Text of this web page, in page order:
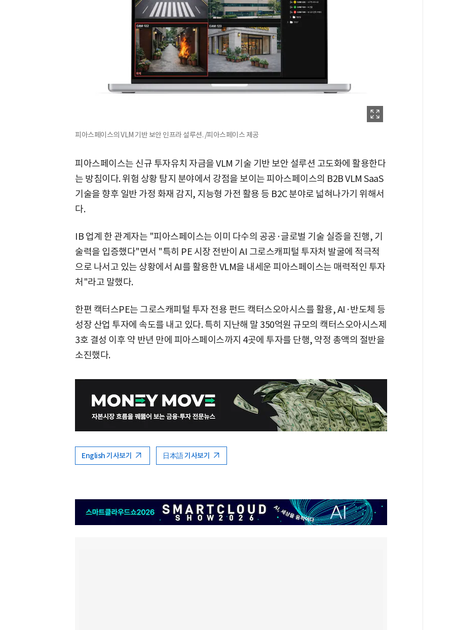
피아스페이스의 VLM 기반 보안 인프라 설루션. /피아스페이스 제공
피아스페이스는 신규 투자유치 자금을 VLM 기술 기반 보안 설루션 고도화에 활용한다
는 방침이다. 위험 상황 탐지 분야에서 강점을 보이는 피아스페이스의 B2B VLM SaaS
기술을 향후 일반 가정 화재 감지, 지능형 가전 활용 등 B2C 분야로 넓혀나가기 위해서
다.
IB 업계 한 관계자는 "피아스페이스는 이미 다수의 공공·글로벌 기술 실증을 진행, 기
술력을 입증했다"면서 "특히 PE 시장 전반이 AI 그로스캐피털 투자처 발굴에 적극적
으로 나서고 있는 상황에서 AI를 활용한 VLM을 내세운 피아스페이스는 매력적인 투자
처"라고 말했다.
한편 캑터스PE는 그로스캐피털 투자 전용 펀드 캑터스오아시스를 활용, AI·반도체 등
성장 산업 투자에 속도를 내고 있다. 특히 지난해 말 350억원 규모의 캑터스오아시스제
3호 결성 이후 약 반년 만에 피아스페이스까지 4곳에 투자를 단행, 약정 총액의 절반을
소진했다.
English 기사보기 日本語 기사보기